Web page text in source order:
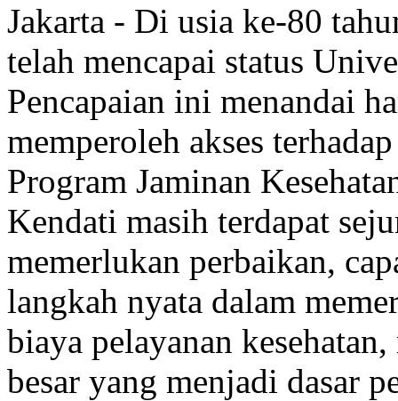
Jakarta - Di usia ke-80
telah mencapai status
Pencapaian ini menandai
memperoleh akses
Program Jaminan
Kendati masih terdapat
memerlukan perbaikan,
langkah nyata dalam
biaya pelayanan
besar yang menjadi dasar